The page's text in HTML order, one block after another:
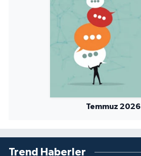
Temmuz 2026
Trend Haberler
Muğla Müftülüğü
Muş Müftülüğü
Nevşehir Müftülüğü
Niğde Müftülüğü
Ordu Müftülüğü
Osmaniye Müftülüğü